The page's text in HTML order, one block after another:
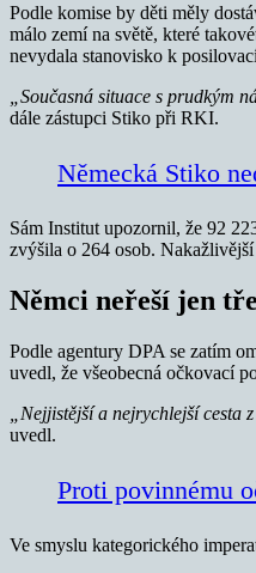
Podle komise by děti měly
málo zemí na světě, které
nevydala stanovisko k
„Současná situace s prudkým
dále zástupci Stiko při RKI.
Německá Stiko
Sám Institut upozornil, že 92
zvýšila o 264 osob.
Němci neřeší jen
Podle agentury DPA se zatím
uvedl, že všeobecná očkovací
„Nejjistější a nejrychlejší cesta
uvedl.
Proti povinnému
Ve smyslu kategorického